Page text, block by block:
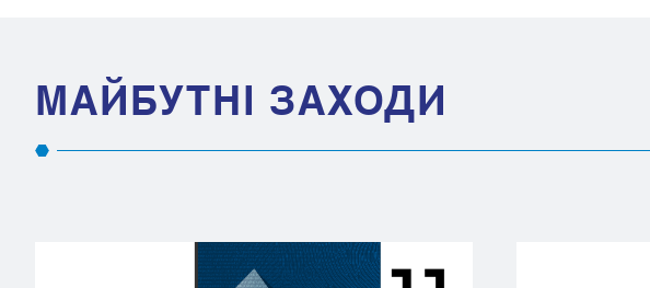
МАЙБУТНІ ЗАХОДИ